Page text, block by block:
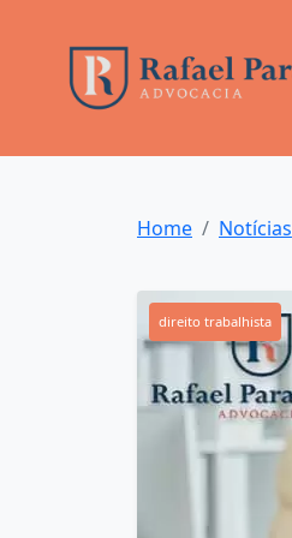
Home Notícias
direito trabalhista